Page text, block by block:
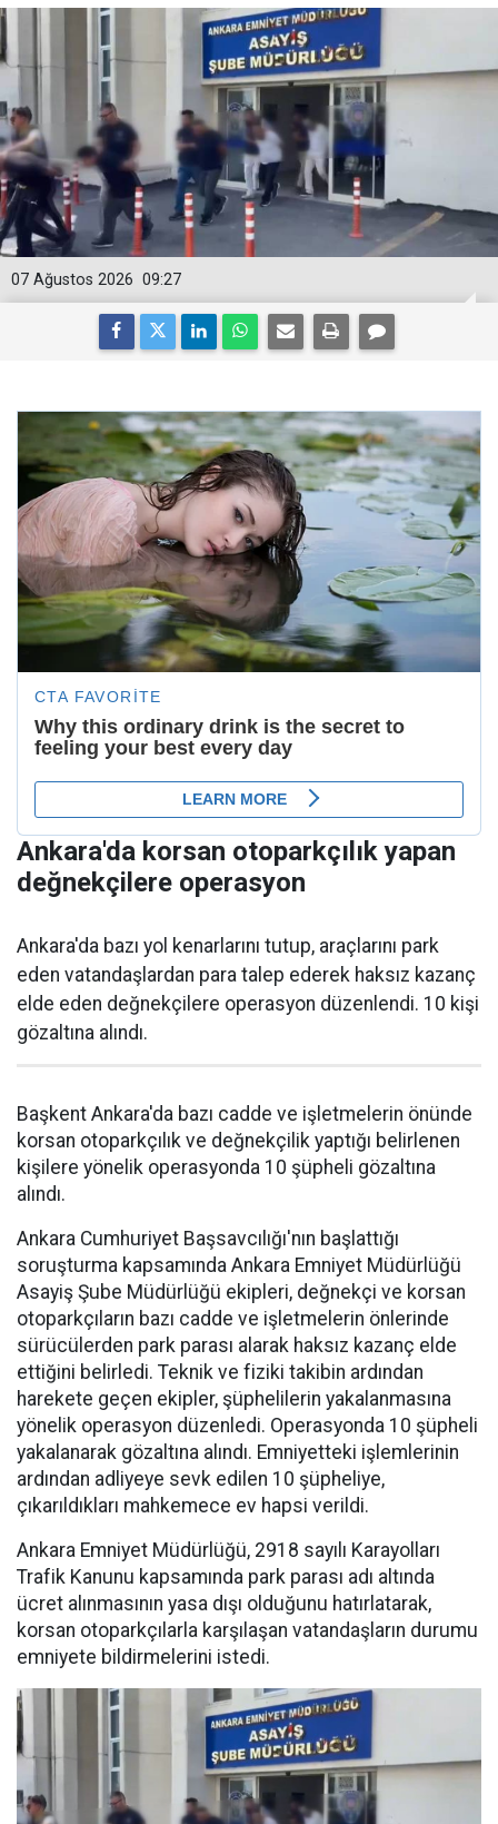
09:27
07 Ağustos 2026
Ankara'da korsan otoparkçılık yapan
değnekçilere operasyon
Ankara'da bazı yol kenarlarını tutup, araçlarını park
eden vatandaşlardan para talep ederek haksız kazanç
elde eden değnekçilere operasyon düzenlendi. 10 kişi
gözaltına alındı.
Başkent Ankara'da bazı cadde ve işletmelerin önünde
korsan otoparkçılık ve değnekçilik yaptığı belirlenen
kişilere yönelik operasyonda 10 şüpheli gözaltına
alındı.
Ankara Cumhuriyet Başsavcılığı'nın başlattığı
soruşturma kapsamında Ankara Emniyet Müdürlüğü
Asayiş Şube Müdürlüğü ekipleri, değnekçi ve korsan
otoparkçıların bazı cadde ve işletmelerin önlerinde
sürücülerden park parası alarak haksız kazanç elde
ettiğini belirledi. Teknik ve fiziki takibin ardından
harekete geçen ekipler, şüphelilerin yakalanmasına
yönelik operasyon düzenledi. Operasyonda 10 şüpheli
yakalanarak gözaltına alındı. Emniyetteki işlemlerinin
ardından adliyeye sevk edilen 10 şüpheliye,
çıkarıldıkları mahkemece ev hapsi verildi.
Ankara Emniyet Müdürlüğü, 2918 sayılı Karayolları
Trafik Kanunu kapsamında park parası adı altında
ücret alınmasının yasa dışı olduğunu hatırlatarak,
korsan otoparkçılarla karşılaşan vatandaşların durumu
emniyete bildirmelerini istedi.